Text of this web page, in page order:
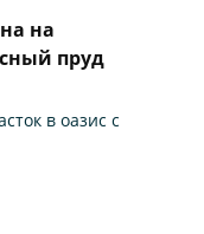
на
пруд
в оазис с